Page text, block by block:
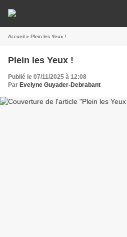
Accueil » Plein les Yeux !
Plein les Yeux !
Publié le 07/11/2025 à 12:08
Par Evelyne Guyader-Debrabant